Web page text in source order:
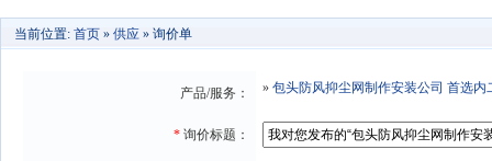
当前位置: 首页 » 供应 » 询价单
产品/服务： » 包头防风抑尘网制作安装公司 首选内
* 询价标题：